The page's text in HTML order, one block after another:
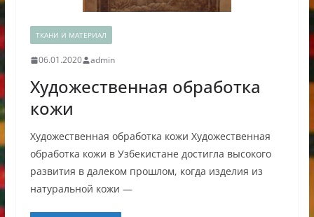
ТКАНИ И МАТЕРИАЛ
06.01.2020 admin
Художественная обработка
кожи
Художественная обработка кожи Художественная
обработка кожи в Узбекистане достигла высокого
развития в далеком прошлом, когда изделия из
натуральной кожи —